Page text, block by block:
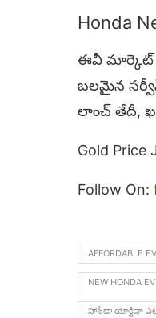
Honda
ఈవీ మార్కెట్
బలమైన
లాంచ్ తేదీ,
Gold Price
Follow On:
AFFORDABLE
NEW HONDA EV
హోండా యాక్టివా